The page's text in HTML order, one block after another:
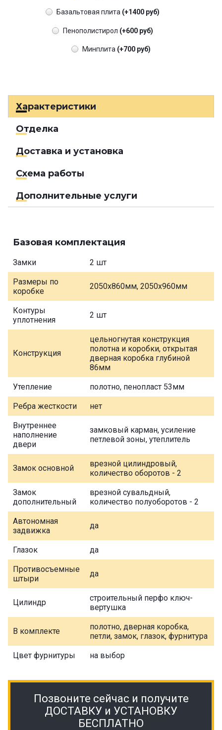
Базальтовая плита (+1400 руб)
Пенополистирол (+600 руб)
Минплита (+700 руб)
Характеристики
Отделка
Доставка и установка
Схема работы
Дополнительные услуги
Базовая комплектация
Замки 2 шт
Размеры по
коробке
2050х860мм, 2050х960мм
Контуры
уплотнения
2 шт
Конструкция
цельногнутая конструкция
полотна и коробки, открытая
дверная коробка глубиной
86мм
Утепление полотно, пенопласт 53мм
Ребра жесткости нет
Внутреннее
наполнение
двери
замковый карман, усиление
петлевой зоны, утеплитель
Замок основной
врезной цилиндровый,
количество оборотов - 2
Замок
дополнительный
врезной сувальдный,
количество полуоборотов - 2
Автономная
задвижка
да
Глазок да
Противосъемные
штыри
да
Цилиндр
строительный перфо ключ-
вертушка
В комплекте
полотно, дверная коробка,
петли, замок, глазок, фурнитура
Цвет фурнитуры на выбор
Позвоните сейчас и получите
ДОСТАВКУ и УСТАНОВКУ
БЕСПЛАТНО